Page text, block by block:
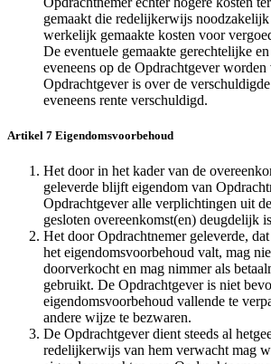
gemaakt die redelijkerwijs
werkelijk gemaakte kosten voor
De eventuele gemaakte gerechtelijke
eveneens op de Opdrachtgever
Opdrachtgever is over de
eveneens rente verschuldigd.
Artikel 7 Eigendomsvoorbehoud
Het door in het kader van de
geleverde blijft eigendom van
Opdrachtgever alle verplichtingen uit
gesloten overeenkomst(en) deugdelijk
Het door Opdrachtnemer geleverde,
het eigendomsvoorbehoud valt, mag
doorverkocht en mag nimmer als
gebruikt. De Opdrachtgever is niet
eigendomsvoorbehoud vallende te
andere wijze te bezwaren.
De Opdrachtgever dient steeds al
redelijkerwijs van hem verwacht mag